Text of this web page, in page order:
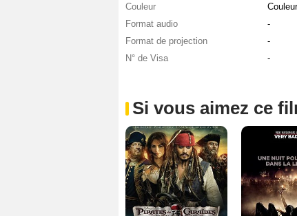
Couleur
Couleur
Format audio
-
Format de projection
-
N° de Visa
-
Si vous aimez ce